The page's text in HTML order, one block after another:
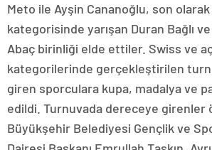
Meto ile Ayşin Cananoğlu, son olarak
kategorisinde yarışan Duran Bağlı
Abaç birinliği elde ettiler. Swiss ve
kategorilerinde gerçekleştirilen
giren sporculara kupa, madalya ve
edildi. Turnuvada dereceye girenler
Büyükşehir Belediyesi Gençlik ve